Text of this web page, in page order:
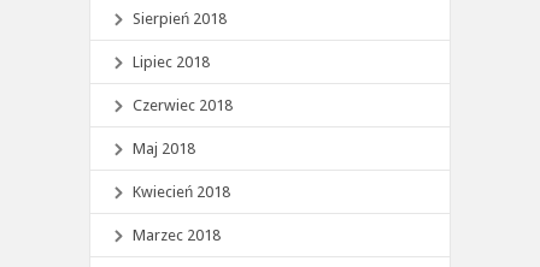
Sierpień 2018
Lipiec 2018
Czerwiec 2018
Maj 2018
Kwiecień 2018
Marzec 2018